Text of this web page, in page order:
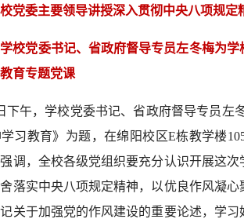
党委主要领导讲授深入贯彻中央八项规定
学校党委书记、省政府督导专员左冬梅为
育专题党课
下午，学校党委书记、省政府督导专员
习教育》为题，在绵阳校区E栋教学楼
调，全校各级党组织要充分认识开展这
落实中央八项规定精神，以优良作风凝
关于加强党的作风建设的重要论述，学